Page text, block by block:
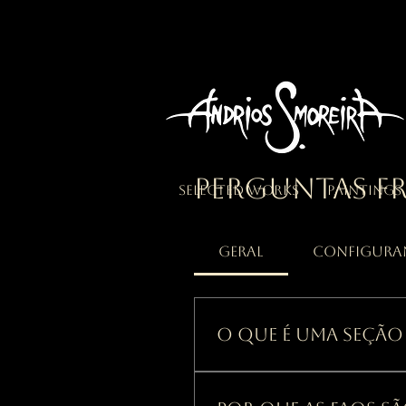
Perguntas
Geral
O que é uma seção
Selected works Paintings